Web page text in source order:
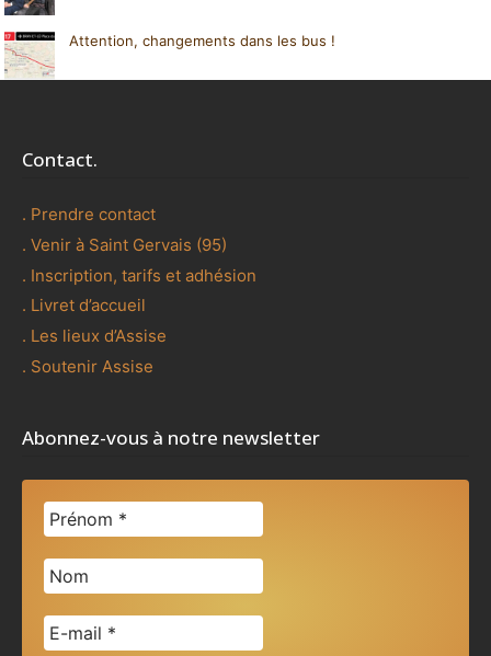
Attention, changements dans les bus !
Contact.
. Prendre contact
. Venir à Saint Gervais (95)
. Inscription, tarifs et adhésion
. Livret d’accueil
. Les lieux d’Assise
. Soutenir Assise
Abonnez-vous à notre newsletter